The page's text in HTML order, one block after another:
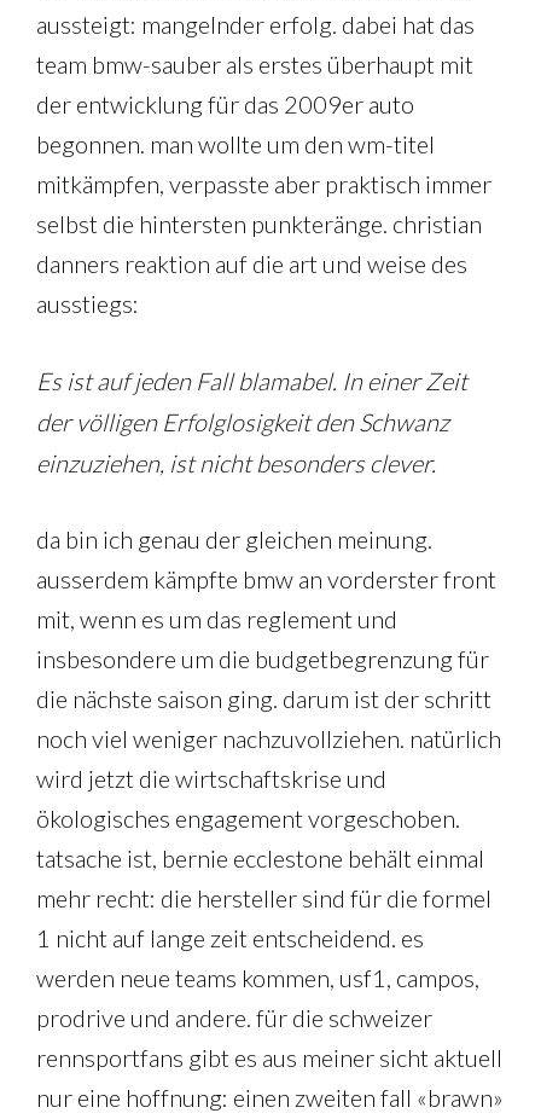
aussteigt: mangelnder erfolg. dabei hat das
team bmw-sauber als erstes überhaupt mit
der entwicklung für das 2009er auto
begonnen. man wollte um den wm-titel
mitkämpfen, verpasste aber praktisch immer
selbst die hintersten punkteränge. christian
danners reaktion auf die art und weise des
ausstiegs:
Es ist auf jeden Fall blamabel. In einer Zeit
der völligen Erfolglosigkeit den Schwanz
einzuziehen, ist nicht besonders clever.
da bin ich genau der gleichen meinung.
ausserdem kämpfte bmw an vorderster front
mit, wenn es um das reglement und
insbesondere um die budgetbegrenzung für
die nächste saison ging. darum ist der schritt
noch viel weniger nachzuvollziehen. natürlich
wird jetzt die wirtschaftskrise und
ökologisches engagement vorgeschoben.
tatsache ist, bernie ecclestone behält einmal
mehr recht: die hersteller sind für die formel
1 nicht auf lange zeit entscheidend. es
werden neue teams kommen, usf1, campos,
prodrive und andere. für die schweizer
rennsportfans gibt es aus meiner sicht aktuell
nur eine hoffnung: einen zweiten fall «brawn»